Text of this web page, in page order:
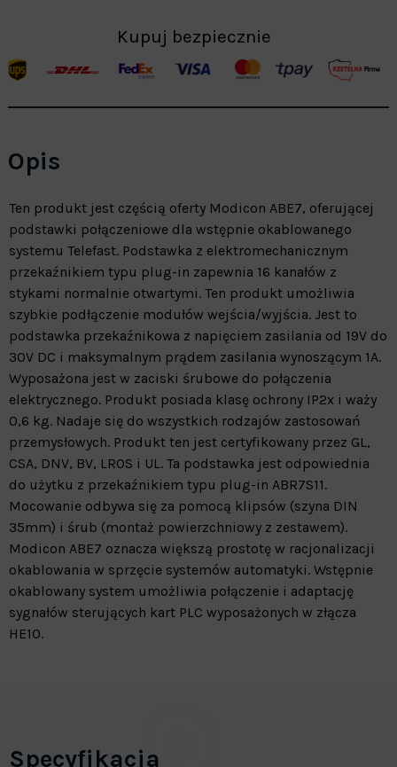
Kupuj bezpiecznie
Opis
Ten produkt jest częścią oferty Modicon ABE7, oferującej
podstawki połączeniowe dla wstępnie okablowanego
systemu Telefast. Podstawka z elektromechanicznym
przekaźnikiem typu plug-in zapewnia 16 kanałów z
stykami normalnie otwartymi. Ten produkt umożliwia
szybkie podłączenie modułów wejścia/wyjścia. Jest to
podstawka przekaźnikowa z napięciem zasilania od 19V do
30V DC i maksymalnym prądem zasilania wynoszącym 1A.
Wyposażona jest w zaciski śrubowe do połączenia
elektrycznego. Produkt posiada klasę ochrony IP2x i waży
0,6 kg. Nadaje się do wszystkich rodzajów zastosowań
przemysłowych. Produkt ten jest certyfikowany przez GL,
CSA, DNV, BV, LROS i UL. Ta podstawka jest odpowiednia
do użytku z przekaźnikiem typu plug-in ABR7S11.
Mocowanie odbywa się za pomocą klipsów (szyna DIN
35mm) i śrub (montaż powierzchniowy z zestawem).
Modicon ABE7 oznacza większą prostotę w racjonalizacji
okablowania w sprzęcie systemów automatyki. Wstępnie
okablowany system umożliwia połączenie i adaptację
sygnałów sterujących kart PLC wyposażonych w złącza
HE10.
Specyfikacja